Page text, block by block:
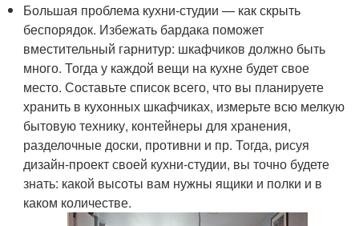
Большая проблема кухни-студии — как скрыть
беспорядок. Избежать бардака поможет
вместительный гарнитур: шкафчиков должно быть
много. Тогда у каждой вещи на кухне будет свое
место. Составьте список всего, что вы планируете
хранить в кухонных шкафчиках, измерьте всю мелкую
бытовую технику, контейнеры для хранения,
разделочные доски, противни и пр. Тогда, рисуя
дизайн-проект своей кухни-студии, вы точно будете
знать: какой высоты вам нужны ящики и полки и в
каком количестве.